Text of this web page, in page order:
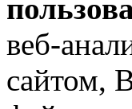
веб-
сайтом,